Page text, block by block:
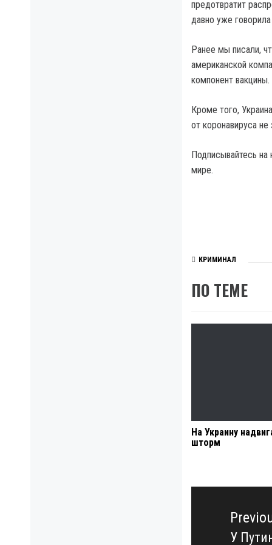
предотвратит
давно уже
Ранее мы писали,
американской
компонент вакцины.
Кроме того,
от коронавируса
Подписывайтесь
мире.
КРИМИНАЛ
ПО ТЕМЕ
На Украину
шторм
Навигация
записям
У